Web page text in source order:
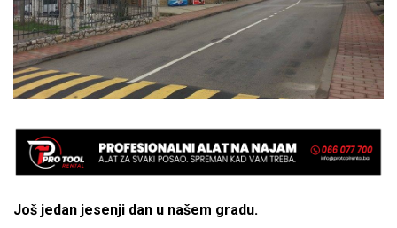
Još jedan jesenji dan u našem gradu.